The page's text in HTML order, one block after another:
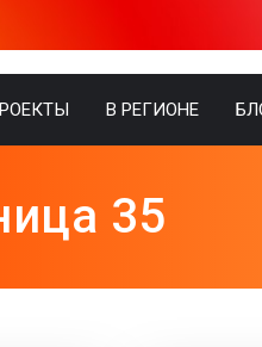
В РЕГИОНЕ
35